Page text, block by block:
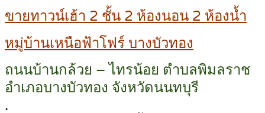
ขายทาวน์เฮ้า 2 ชั้น 2 ห้องนอน 2 ห้องน้ำ
หมู่บ้านเหนือฟ้าโฟร์ บางบัวทอง
ถนนบ้านกล้วย – ไทรน้อย ตำบลพิมลราช
อำเภอบางบัวทอง จังหวัดนนทบุรี
.